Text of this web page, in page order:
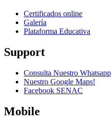
Certificados online
Galería
Plataforma Educativa
Support
Consulta Nuestro
Nuestro Google Maps!
Facebook SENAC
Mobile